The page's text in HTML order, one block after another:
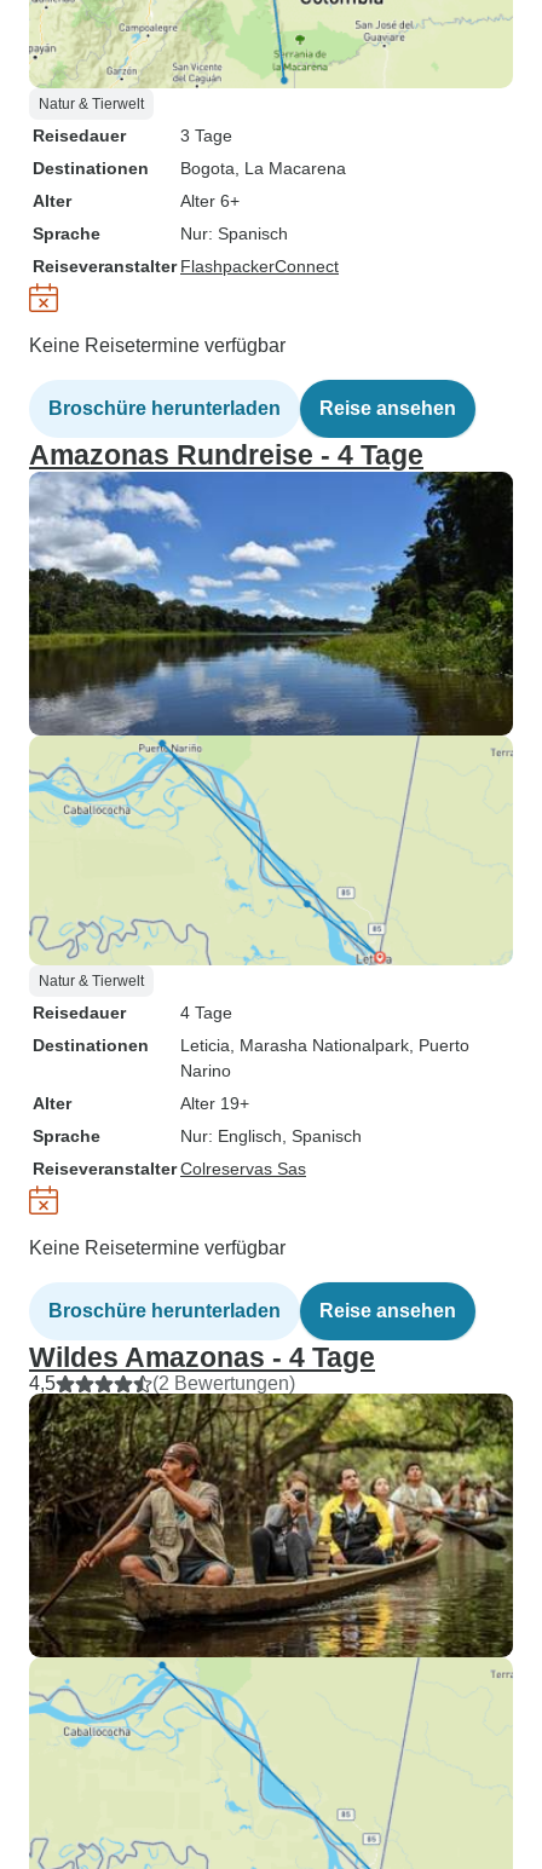
Natur & Tierwelt
Reisedauer
3 Tage
Destinationen
Bogota , La Macarena
Alter
Alter 6+
Sprache
Nur: Spanisch
Reiseveranstalter FlashpackerConnect
Keine Reisetermine verfügbar
Broschüre herunterladen Reise ansehen
Amazonas Rundreise - 4 Tage
Natur & Tierwelt
Reisedauer
4 Tage
Destinationen
Leticia , Marasha Nationalpark , Puerto
Narino
Alter
Alter 19+
Sprache
Nur: Englisch, Spanisch
ReiseveranstalterColreservas Sas
Keine Reisetermine verfügbar
Broschüre herunterladen Reise ansehen
Wildes Amazonas - 4 Tage
4,5 (2 Bewertungen)